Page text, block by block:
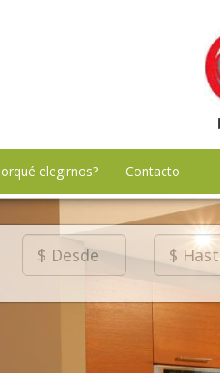
elegirnos? Contacto